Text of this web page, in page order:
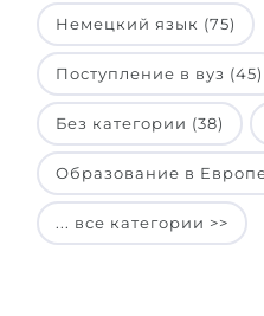
Немецкий язык (75)
Поступление в вуз (45)
Без категории (38)
Образование в
... все категории >>